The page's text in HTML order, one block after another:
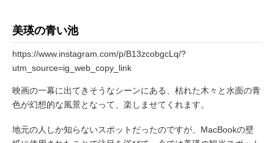
美瑛の青い池
https://www.instagram.com/p/B13zcobgcLq/?
utm_source=ig_web_copy_link
映画の一幕に出てきそうなシーンにある、枯れた木々と水面の青
色が幻想的な風景となって、楽しませてくれます。
地元の人しか知らないスポットだったのですが、MacBookの壁